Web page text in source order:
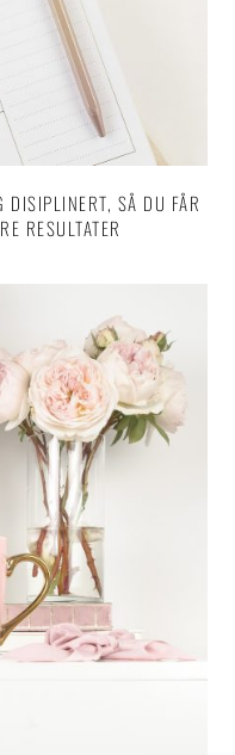
DISIPLINERT, SÅ DU FÅR
RESULTATER